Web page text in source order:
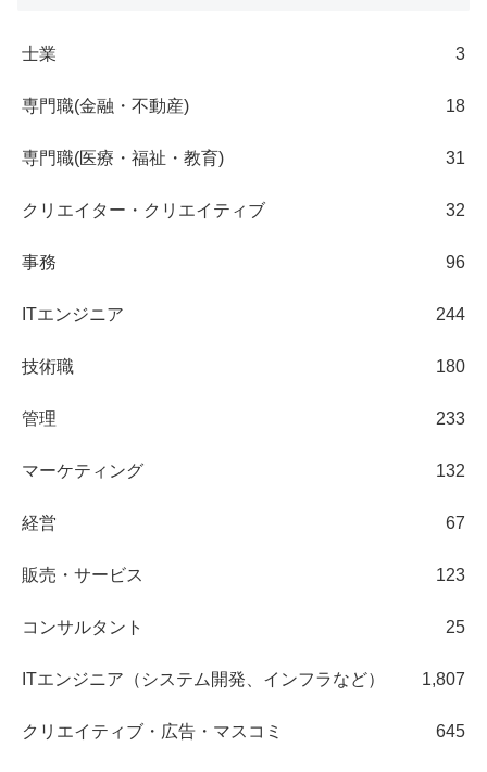
士業 3
専門職(金融・不動産) 18
専門職(医療・福祉・教育) 31
クリエイター・クリエイティブ 32
事務 96
ITエンジニア 244
技術職 180
管理 233
マーケティング 132
経営 67
販売・サービス 123
コンサルタント 25
ITエンジニア（システム開発、インフラなど） 1,807
クリエイティブ・広告・マスコミ 645